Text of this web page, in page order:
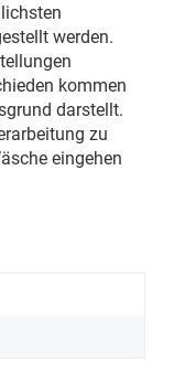
werden.
kommen
darstellt.
zu
eingehen